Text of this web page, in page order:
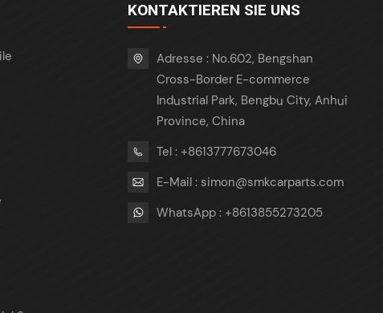
KONTAKTIEREN SIE UNS
Adresse : No.602, Bengshan
Cross-Border E-commerce
Industrial Park, Bengbu City, Anhui
Province, China
Tel : +8613777673046
E-Mail : simon@smkcarparts.com
WhatsApp : +8613855273205